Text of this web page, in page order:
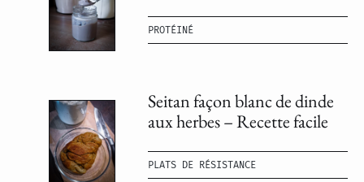
PROTÉINÉ
Seitan façon blanc de dinde
aux herbes – Recette facile
PLATS DE RÉSISTANCE